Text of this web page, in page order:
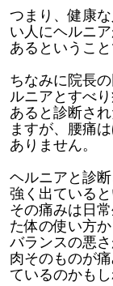
つまり、健康
い人にヘルニ
あるということ
ちなみに院長
ルニアとすべ
あると診断さ
ますが、腰痛
ありません。
ヘルニアと診
強く出ていると
その痛みは日
た体の使い方
バランスの悪
肉そのものが
ているのかもし